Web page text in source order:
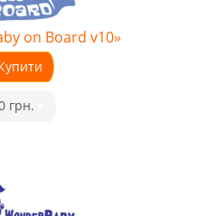
on Board v10»
грн.